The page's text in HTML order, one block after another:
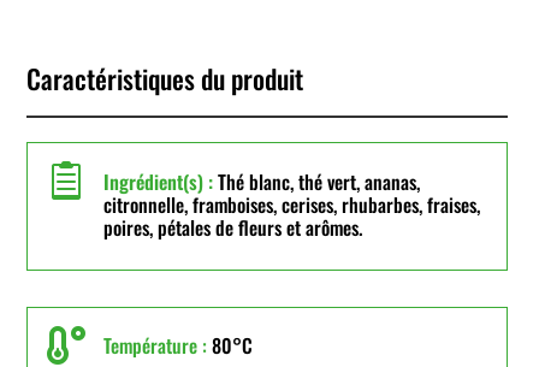
Caractéristiques du produit
 Ingrédient(s) :Thé blanc, thé vert, ananas,
citronnelle, framboises, cerises, rhubarbes, fraises,
poires, pétales de fleurs et arômes.
 Température : 80°C